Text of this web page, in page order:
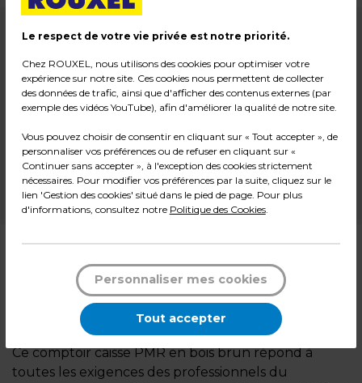
179,00 € HT
217,63€ TTC*
En cours d'approvisionnement
*Des frais de livraison et d'emballage peuvent s'ajouter.
Description
Comptoir caisse PMR bois brun – Accessibilité
professionnelle et design inclusif
Ce comptoir caisse PMR en bois brun répond à
toutes les exigences des professionnels du
Le respect de votre vie privée est notre priorité.
Chez ROUXEL, nous utilisons des cookies pour optimiser votre
expérience sur notre site. Ces cookies nous permettent de collecter
des données de trafic, ainsi que d'afficher des contenus externes (par
exemple des vidéos YouTube), afin d'améliorer la qualité de notre site.
Vous pouvez choisir de consentir en cliquant sur « Tout accepter », de
personnaliser vos préférences ou de refuser en cliquant sur «
Continuer sans accepter », à l'exception des cookies strictement
nécessaires. Pour modifier vos préférences par la suite, cliquez sur le
lien 'Gestion des cookies' situé dans le pied de page. Pour plus
d'informations, consultez notre Politique des Cookies.
Personnaliser mes cookies
Tout accepter